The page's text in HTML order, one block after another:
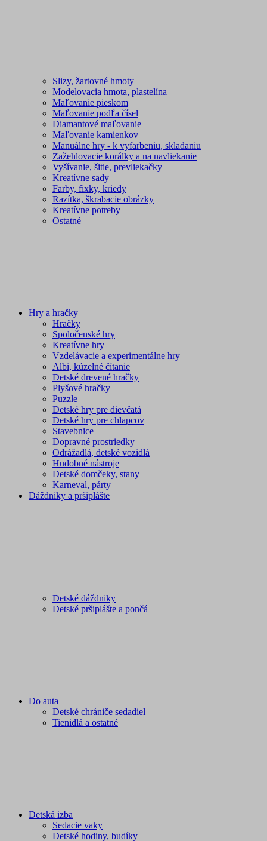
Slizy, žartovné hmoty
Modelovacia hmota, plastelína
Maľovanie pieskom
Maľovanie podľa čísel
Diamantové maľovanie
Maľovanie kamienkov
Manuálne hry - k vyfarbeniu, skladaniu
Zažehlovacie korálky a na navliekanie
Vyšívanie, šitie, prevliekačky
Kreatívne sady
Farby, fixky, kriedy
Razítka, škrabacie obrázky
Kreatívne potreby
Ostatné
Hry a hračky
Hračky
Spoločenské hry
Kreatívne hry
Vzdelávacie a experimentálne hry
Albi, kúzelné čítanie
Detské drevené hračky
Plyšové hračky
Puzzle
Detské hry pre dievčatá
Detské hry pre chlapcov
Stavebnice
Dopravné prostriedky
Odrážadlá, detské vozidlá
Hudobné nástroje
Detské domčeky, stany
Karneval, párty
Dáždniky a pršiplášte
Detské dáždniky
Detské pršiplášte a pončá
Do auta
Detské chrániče sedadiel
Tienidlá a ostatné
Detská izba
Sedacie vaky
Detské hodiny, budíky